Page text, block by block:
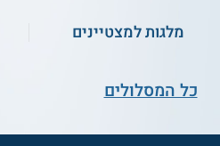
מלגות למצטיינים
כל המסלולים